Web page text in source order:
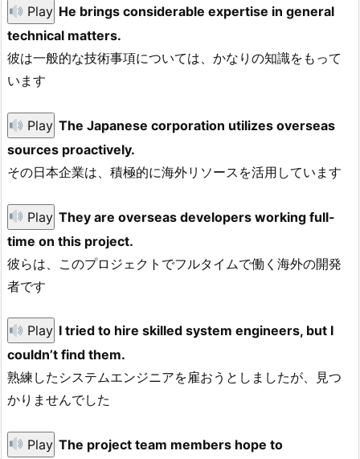
Play He brings considerable expertise in general
technical matters.
彼は一般的な技術事項については、かなりの知識をもって
います
Play The Japanese corporation utilizes overseas
sources proactively.
その日本企業は、積極的に海外リソースを活用しています
Play They are overseas developers working full-
time on this project.
彼らは、このプロジェクトでフルタイムで働く海外の開発
者です
Play I tried to hire skilled system engineers, but I
couldn’t find them.
熟練したシステムエンジニアを雇おうとしましたが、見つ
かりませんでした
Play The project team members hope to